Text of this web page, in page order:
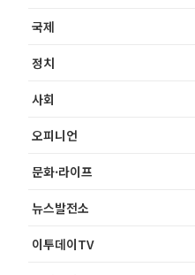
국제
정치
사회
오피니언
문화·라이프
뉴스발전소
이투데이TV